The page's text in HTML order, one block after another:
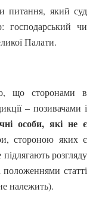
питання, який суд
господарський чи
Палати.
що сторонами в
– позивачами і
особи, які не є
стороною яких є
розгляду
положеннями статті
належить).